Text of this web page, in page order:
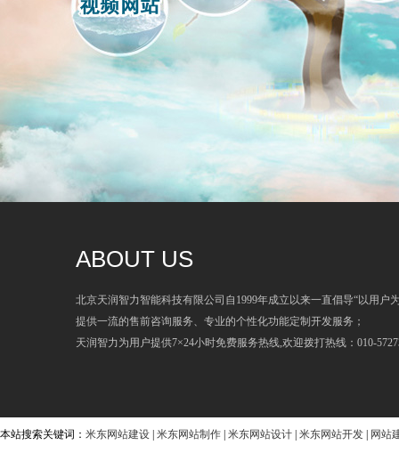
ABOUT US
北京天润智力智能科技有限公司自1999年成立以来一直倡导“以用户
提供一流的售前咨询服务、专业的个性化功能定制开发服务；
天润智力为用户提供7×24小时免费服务热线,欢迎拨打热线：010-
本站搜索关键词： 米东网站建设 米东网站制作 米东网站设计 米东网站开发 网站